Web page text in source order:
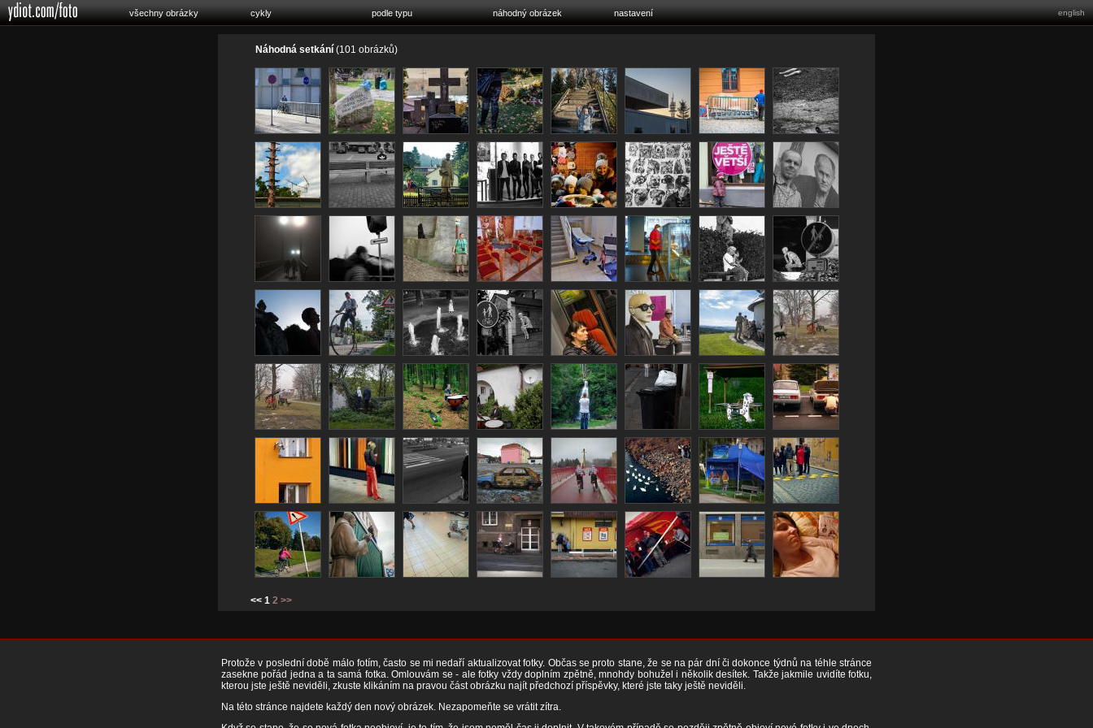
všechny obrázky cykly podle typu náhodný obrázek nastavení english
Náhodná setkání (101 obrázků)
<< 1 2 >>
Protože v poslední době málo fotím, často se mi nedaří aktualizovat fotky. Občas se proto stane, že se na pár dní či dokonce týdnů na téhle stránce
zasekne pořád jedna a ta samá fotka. Omlouvám se - ale fotky vždy doplním zpětně, mnohdy bohužel i několik desítek. Takže jakmile uvidíte fotku,
kterou jste ještě neviděli, zkuste klikáním na pravou část obrázku najít předchozí příspěvky, které jste taky ještě neviděli.
Na této stránce najdete každý den nový obrázek. Nezapomeňte se vrátit zítra.